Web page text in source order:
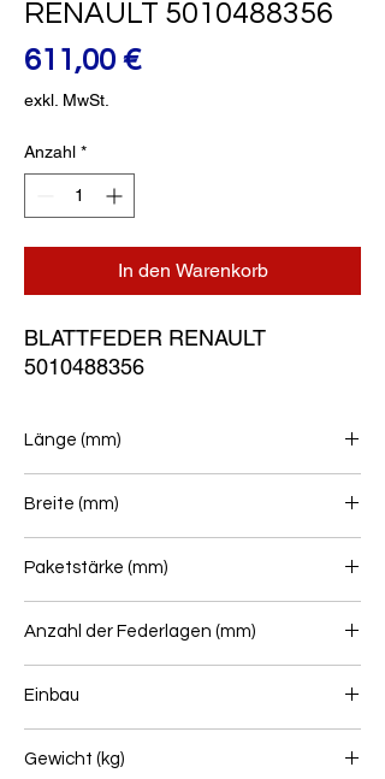
RENAULT 5010488356
611,00 €Preis
exkl. MwSt.
Anzahl *
In den Warenkorb
BLATTFEDER RENAULT
5010488356
Länge (mm)
Breite (mm)
Paketstärke (mm)
Anzahl der Federlagen (mm)
Einbau
Gewicht (kg)